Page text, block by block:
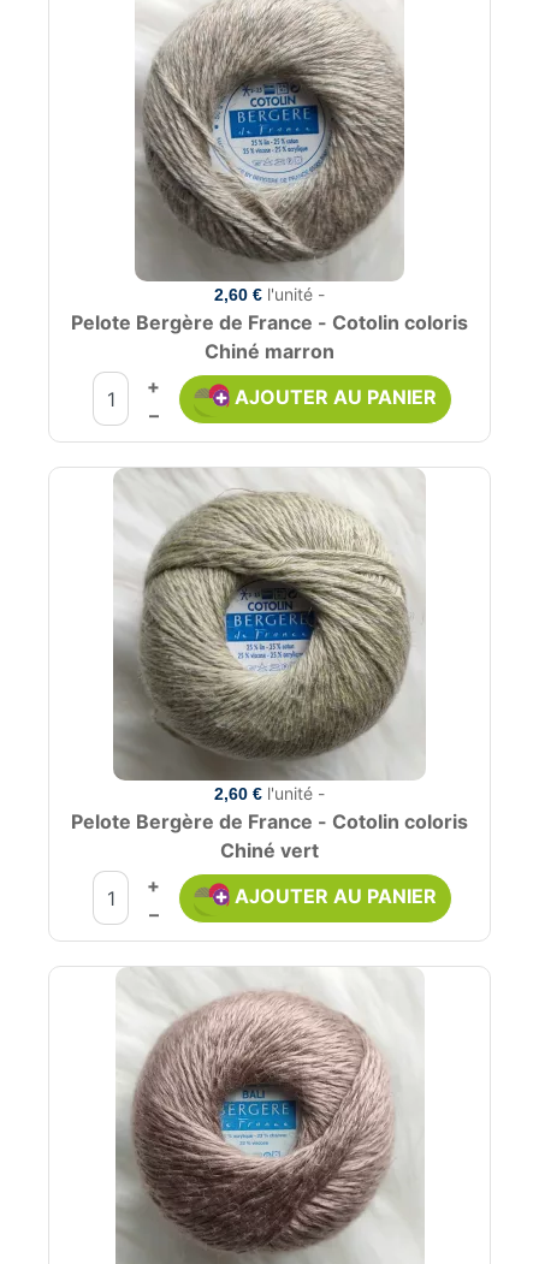
2,60 € l'unité -
Pelote Bergère de France - Cotolin coloris
Chiné marron
+
–
AJOUTER AU PANIER
2,60 € l'unité -
Pelote Bergère de France - Cotolin coloris
Chiné vert
+
–
AJOUTER AU PANIER